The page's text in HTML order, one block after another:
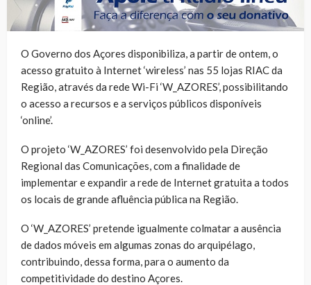
O Governo dos Açores disponibiliza, a partir de ontem, o
acesso gratuito à Internet ‘wireless’ nas 55 lojas RIAC da
Região, através da rede Wi-Fi ‘W_AZORES’, possibilitando
o acesso a recursos e a serviços públicos disponíveis
‘online’.
O projeto ‘W_AZORES’ foi desenvolvido pela Direção
Regional das Comunicações, com a finalidade de
implementar e expandir a rede de Internet gratuita a todos
os locais de grande afluência pública na Região.
O ‘W_AZORES’ pretende igualmente colmatar a ausência
de dados móveis em algumas zonas do arquipélago,
contribuindo, dessa forma, para o aumento da
competitividade do destino Açores.